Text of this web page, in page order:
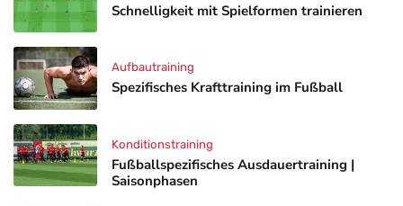
Schnelligkeit mit Spielformen trainieren
Spezifisches Krafttraining im Fußball
Aufbautraining
Fußballspezifisches Ausdauertraining |
Saisonphasen
Konditionstraining